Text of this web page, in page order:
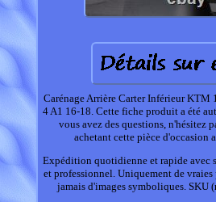
Carénage Arrière Carter Inférieur KTM
4 A1 16-18. Cette fiche produit a été
vous avez des questions, n'hésitez
achetant cette pièce d'occasion
Expédition quotidienne et rapide avec
et professionnel. Uniquement de
jamais d'images symboliques. SKU